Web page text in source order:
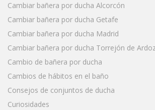
Cambiar bañera por ducha Alcorcón
Cambiar bañera por ducha Getafe
Cambiar bañera por ducha Madrid
Cambiar bañera por ducha Torrejón de
Cambio de bañera por ducha
Cambios de hábitos en el baño
Consejos de conjuntos de ducha
Curiosidades